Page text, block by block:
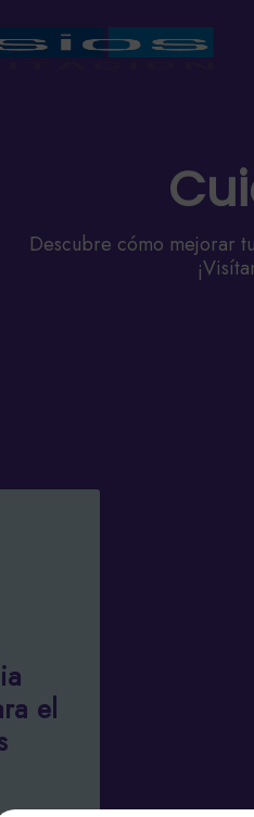
Descubre cómo mejorar
el